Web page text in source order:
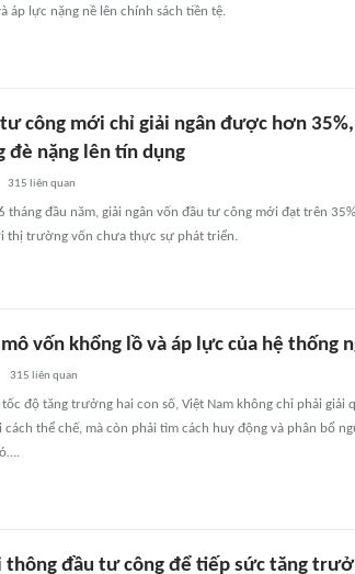
áp lực nặng nề lên chính sách tiền tệ.
công mới chỉ giải ngân được hơn
đè nặng lên tín dụng
315 liên quan
tháng đầu năm, giải ngân vốn đầu tư công mới đạt trên
thị trường vốn chưa thực sự phát triển.
vốn khổng lồ và áp lực của hệ thống
315 liên quan
độ tăng trưởng hai con số, Việt Nam không chỉ phải giải
cách thể chế, mà còn phải tìm cách huy động và phân bổ
thông đầu tư công để tiếp sức tăng